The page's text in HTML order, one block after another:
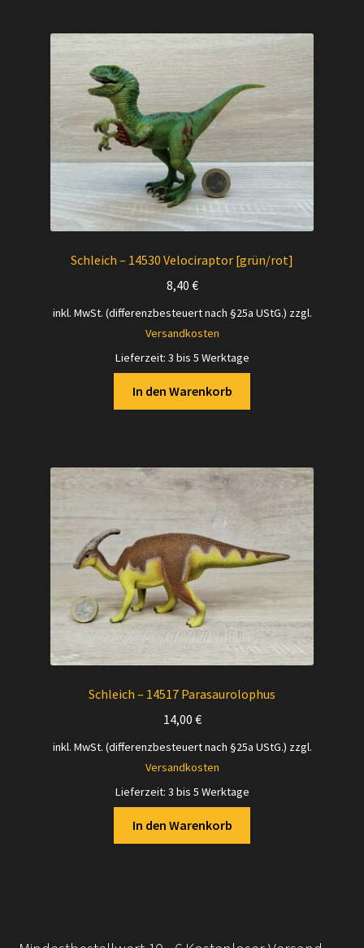
Schleich – 14530 Velociraptor [grün/rot]
8,40 €
inkl. MwSt. (differenzbesteuert nach §25a UStG.) zzgl.
Versandkosten
Lieferzeit: 3 bis 5 Werktage
In den Warenkorb
Schleich – 14517 Parasaurolophus
14,00 €
inkl. MwSt. (differenzbesteuert nach §25a UStG.) zzgl.
Versandkosten
Lieferzeit: 3 bis 5 Werktage
In den Warenkorb